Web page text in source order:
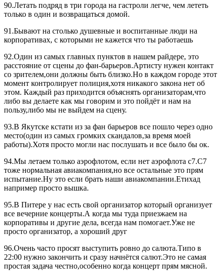
90.Летать подряд в три города на гастроли легче, чем лететь
только в один и возвращаться домой.
91.Бывают на столько душевные и воспитанные люди на
корпоративах, с которыми не кажется что ты работаешь
92.Один из самых главных пунктов в нашем райдере, это
расстояние от сцены до фан-барьеров.Артисту нужен контакт
со зрителем,они должны быть близко.Но в каждом городе этот
момент контролирует полиция,хотя никакого закона нет об
этом. Каждый раз приходится объяснять организаторам,что
либо вы делаете как мы говорим и это пойдёт и нам на
пользу,либо мы не выйдем на сцену.
93.В Якутске кстати из за фан барьеров все пошло через одно
место(один из самых громких скандалов,за время моей
работы).Хотя просто могли нас послушать и все было бы ок.
94.Мы летаем только аэрофлотом, если нет аэрофлота с7.С7
тоже нормальная авиакомпания,но все остальные это прям
испытание.Ну это если брать наши авиакомпании.Етихад
например просто вышка.
95.В Питере у нас есть свой организатор который организует
все вечерние концерты.А когда мы туда приезжаем на
корпоративы и другие дела, всегда нам помогает.Уже не
просто организатор, а хороший друг
96.Очень часто просят выступить ровно до салюта.Типо в
22:00 нужно закончить и сразу начнётся салют.Это не самая
простая задача честно,особенно когда концерт прям мясной.